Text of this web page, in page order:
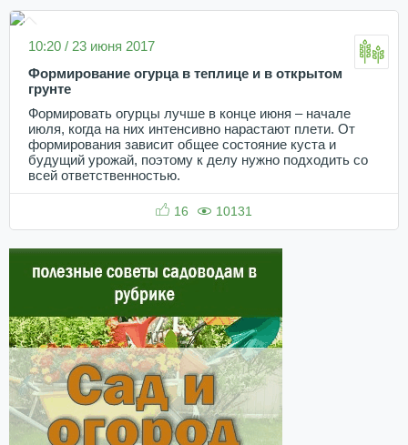
10:20 / 23 июня 2017
Формирование огурца в теплице и в открытом
грунте
Формировать огурцы лучше в конце июня – начале
июля, когда на них интенсивно нарастают плети. От
формирования зависит общее состояние куста и
будущий урожай, поэтому к делу нужно подходить со
всей ответственностью.
16 10131